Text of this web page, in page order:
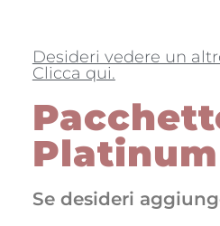
Desideri vedere un
Clicca qui.
Platinum
Se desideri